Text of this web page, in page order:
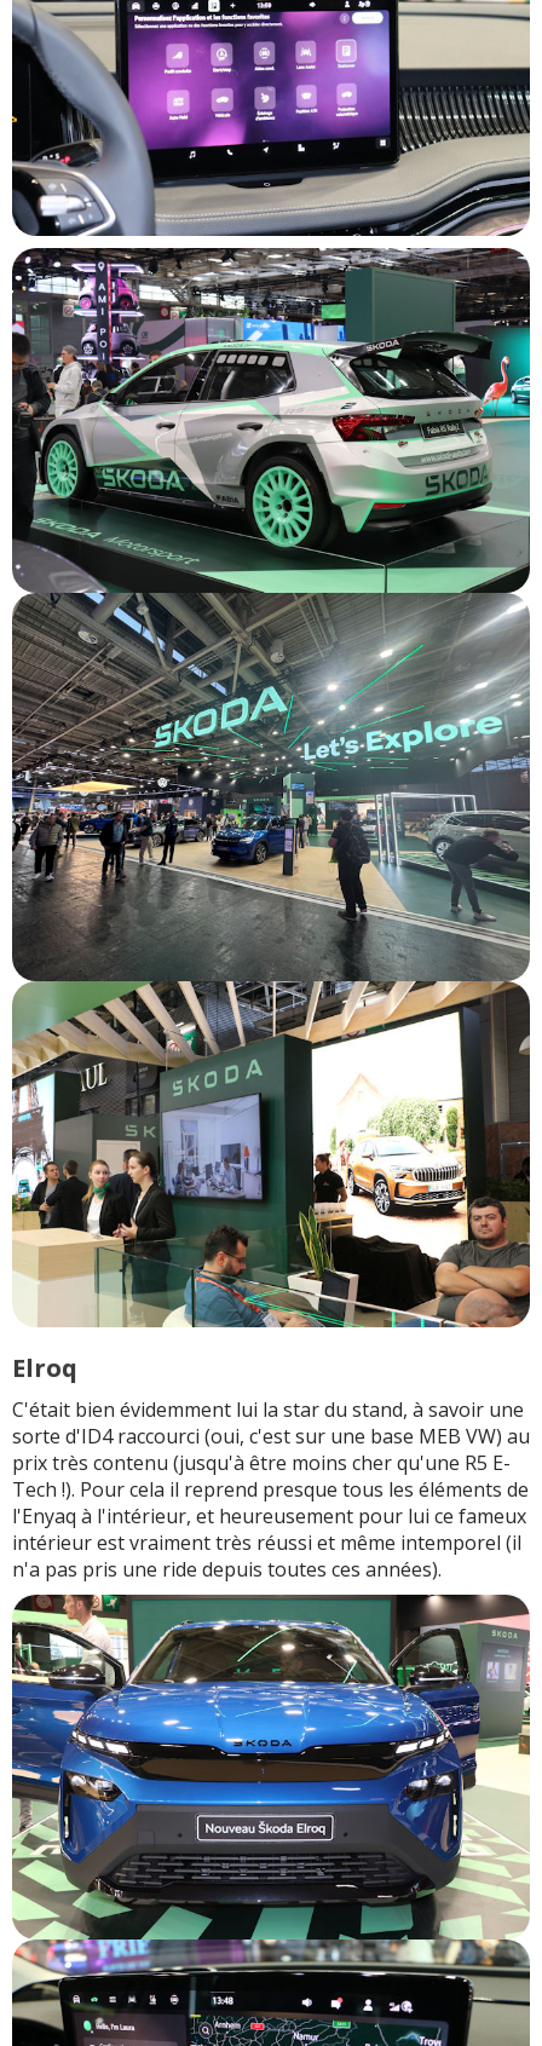
Elroq
C'était bien évidemment lui la star du stand, à savoir une
sorte d'ID4 raccourci (oui, c'est sur une base MEB VW) au
prix très contenu (jusqu'à être moins cher qu'une R5 E-
Tech !). Pour cela il reprend presque tous les éléments de
l'Enyaq à l'intérieur, et heureusement pour lui ce fameux
intérieur est vraiment très réussi et même intemporel (il
n'a pas pris une ride depuis toutes ces années).